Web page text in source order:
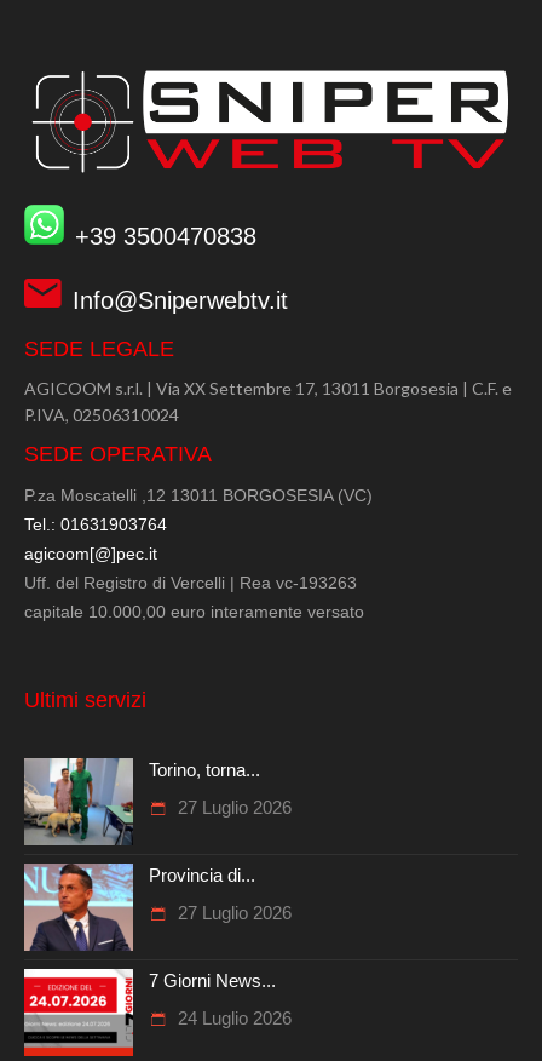
+39 3500470838
Info@Sniperwebtv.it
SEDE LEGALE
AGICOOM s.r.l. | Via XX Settembre 17, 13011 Borgosesia | C.F. e
P.IVA, 02506310024
SEDE OPERATIVA
P.za Moscatelli ,12 13011 BORGOSESIA (VC)
Tel.: 01631903764
agicoom[@]pec.it
Uff. del Registro di Vercelli | Rea vc-193263
capitale 10.000,00 euro interamente versato
Ultimi servizi
Torino, torna...
27 Luglio 2026
Provincia di...
27 Luglio 2026
7 Giorni News...
24 Luglio 2026